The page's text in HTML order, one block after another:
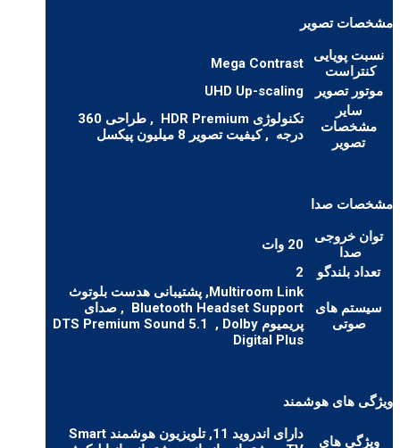
مشخصات تصویر
نسبت پویایی
کنتراست
Mega Contrast
موتور تصویر
UHD Up-scaling
سایر
مشخصات
تصویر
تکنولوژی HDR Premium
, طراحی 360
درجه , کیفیت تصویر 8 میلیون پیکسل
مشخصات صدا
توان خروجی
صدا
20 وات
تعداد بلندگو
2
سیستم های
صوتی
Multiroom Link, پشتیبانی هدست بلوتوث
Bluetooth Headset Support , صدای
پریمیوم DTS Premium Sound 5.1 , Dolby
Digital Plus
ویژگی های هوشمند
ویژگی های
دارای اندروید 11, تلویزیون هوشمند Smart